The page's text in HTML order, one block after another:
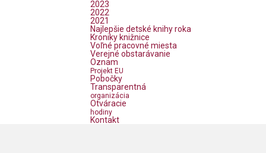
2023
2022
2021
Najlepšie detské knihy roka
Kroniky knižnice
Voľné pracovné miesta
Verejné obstarávanie
Oznam
Projekt EU
Pobočky
Transparentná
organizácia
Otváracie
hodiny
Kontakt